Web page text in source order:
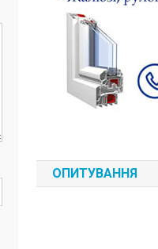
ОПИТУВАННЯ